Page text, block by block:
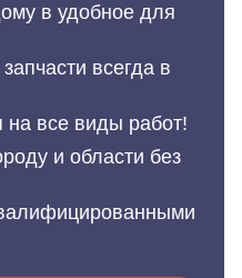
в удобное для
всегда в
на все виды работ!
и области без